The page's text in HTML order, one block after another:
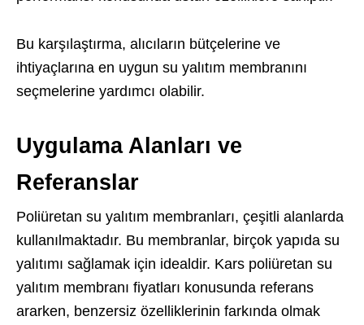
Bu karşılaştırma, alıcıların bütçelerine ve
ihtiyaçlarına en uygun su yalıtım membranını
seçmelerine yardımcı olabilir.
Uygulama Alanları ve
Referanslar
Poliüretan su yalıtım membranları, çeşitli alanlarda
kullanılmaktadır. Bu membranlar, birçok yapıda su
yalıtımı sağlamak için idealdir. Kars poliüretan su
yalıtım membranı fiyatları konusunda referans
ararken, benzersiz özelliklerinin farkında olmak